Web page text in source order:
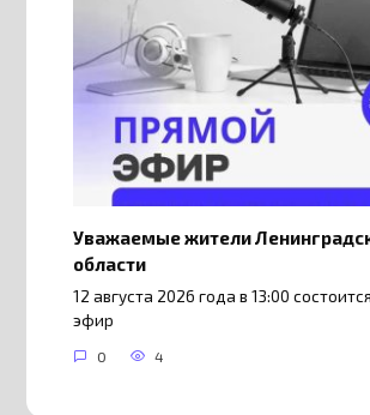
Уважаемые жители
области
12 августа 2026 года в 13:00
эфир
0 4